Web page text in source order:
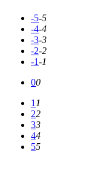
-5-5
-4-4
-3-3
-2-2
-1-1
00
11
22
33
44
55